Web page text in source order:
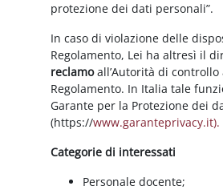
protezione dei dati personali”.
In caso di violazione delle
Regolamento, Lei ha altresì il
reclamoall’Autorità di controllo
Regolamento. In Italia tale
Garante per la Protezione dei
(https://www.garanteprivacy.it).
Categorie di interessati
Personale docente;